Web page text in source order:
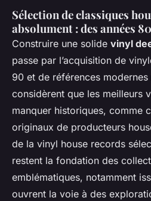
Sélection de classiques
absolument : des années
Construire une solide vinyl
passe par l’acquisition de
90 et de références
considèrent que les meilleurs
manquer historiques, comme
originaux de producteurs
de la vinyl house records
restent la fondation des
emblématiques, notamment
ouvrent la voie à des